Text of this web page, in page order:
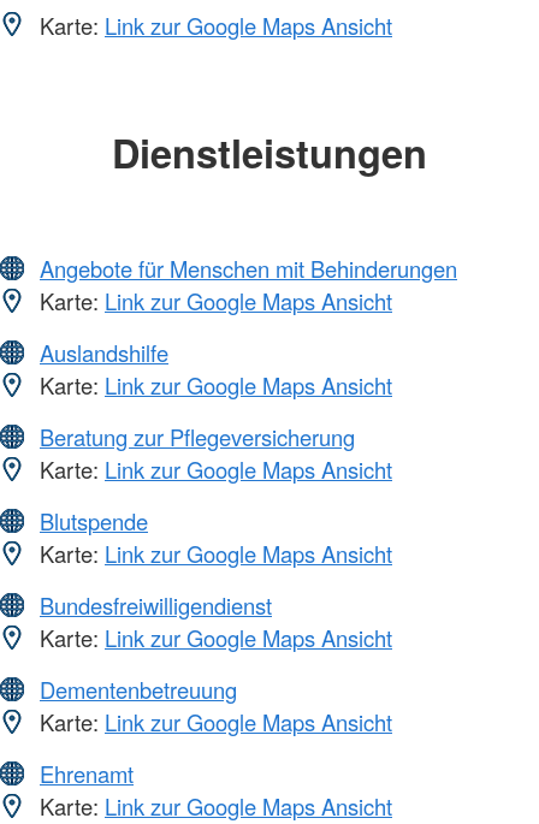
Karte: Link zur Google Maps Ansicht
Dienstleistungen
Angebote für Menschen mit Behinderungen
Karte: Link zur Google Maps Ansicht
Auslandshilfe
Karte: Link zur Google Maps Ansicht
Beratung zur Pflegeversicherung
Karte: Link zur Google Maps Ansicht
Blutspende
Karte: Link zur Google Maps Ansicht
Bundesfreiwilligendienst
Karte: Link zur Google Maps Ansicht
Dementenbetreuung
Karte: Link zur Google Maps Ansicht
Ehrenamt
Karte: Link zur Google Maps Ansicht